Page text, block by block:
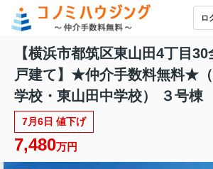
ロ
【横浜市都筑区東山田4丁目
戸建て】★仲介手数料無料★
学校・東山田中学校） ３号棟
7月6日 値下げ
7,480万円